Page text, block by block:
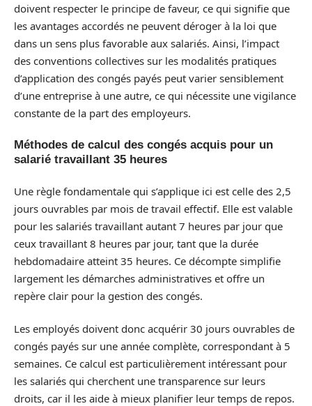
doivent respecter le principe de faveur, ce qui signifie que
les avantages accordés ne peuvent déroger à la loi que
dans un sens plus favorable aux salariés. Ainsi, l’impact
des conventions collectives sur les modalités pratiques
d’application des congés payés peut varier sensiblement
d’une entreprise à une autre, ce qui nécessite une vigilance
constante de la part des employeurs.
Méthodes de calcul des congés acquis pour un
salarié travaillant 35 heures
Une règle fondamentale qui s’applique ici est celle des 2,5
jours ouvrables par mois de travail effectif. Elle est valable
pour les salariés travaillant autant 7 heures par jour que
ceux travaillant 8 heures par jour, tant que la durée
hebdomadaire atteint 35 heures. Ce décompte simplifie
largement les démarches administratives et offre un
repère clair pour la gestion des congés.
Les employés doivent donc acquérir 30 jours ouvrables de
congés payés sur une année complète, correspondant à 5
semaines. Ce calcul est particulièrement intéressant pour
les salariés qui cherchent une transparence sur leurs
droits, car il les aide à mieux planifier leur temps de repos.